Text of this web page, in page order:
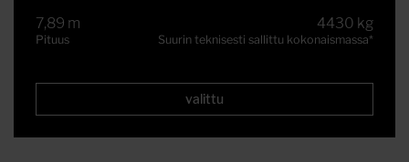
7,89 m
Pituus
4430 kg
Suurin teknisesti sallittu kokonaismassa*
valittu